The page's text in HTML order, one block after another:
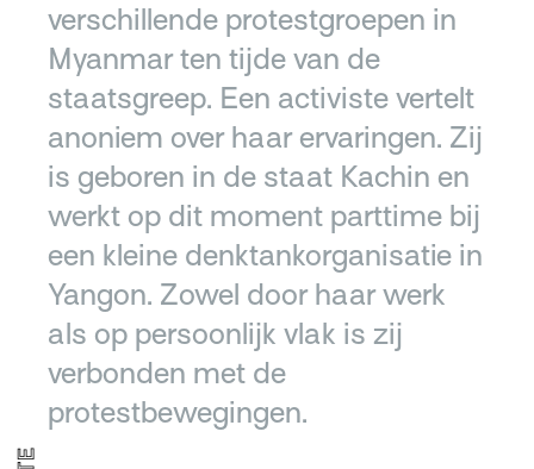
verschillende protestgroepen in
Myanmar ten tijde van de
staatsgreep. Een activiste vertelt
anoniem over haar ervaringen. Zij
is geboren in de staat Kachin en
werkt op dit moment parttime bij
een kleine denktankorganisatie in
Yangon. Zowel door haar werk
als op persoonlijk vlak is zij
verbonden met de
protestbewegingen.